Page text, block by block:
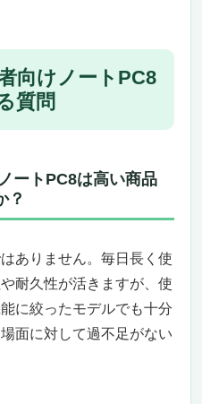
向けノートPC8
質問
ートPC8は高い商品
？
ありません。毎日長く使
耐久性が活きますが、使
に絞ったモデルでも十分
面に対して過不足がない